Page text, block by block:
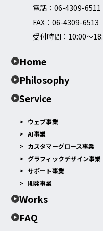
電話： 06-4309-6511
FAX：06-4309-6513
受付時間：10:00～
Home
Philosophy
Service
ウェブ事業
AI事業
カスタマーグロース事業
グラフィックデザイン事業
サポート事業
開発事業
Works
FAQ